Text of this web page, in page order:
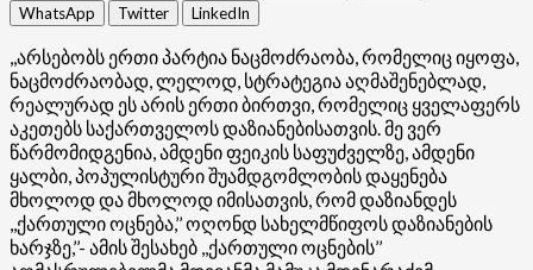
WhatsApp
Twitter LinkedIn
,,არსებობს ერთი პარტია ნაცმოძრაობა, რომელიც იყოფა,
ნაცმოძრაობად, ლელოდ, სტრატეგია აღმაშენებლად,
რეალურად ეს არის ერთი ბირთვი, რომელიც ყველაფერს
აკეთებს საქართველოს დაზიანებისათვის. მე ვერ
წარმომიდგენია, ამდენი ფეიკის საფუძველზე, ამდენი
ყალბი, პოპულისტური შუამდგომლობის დაყენება
მხოლოდ და მხოლოდ იმისათვის, რომ დაზიანდეს
,,ქართული ოცნება,’’ ოღონდ სახელმწიფოს დაზიანების
ხარჯზე,’’- ამის შესახებ ,,ქართული ოცნების’’